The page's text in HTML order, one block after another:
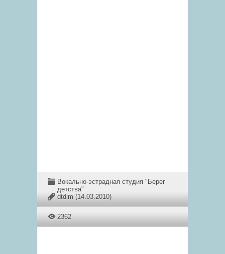
Вокально-эстрадная студия "Берег
детства"
dtdim (14.03.2010)
2362